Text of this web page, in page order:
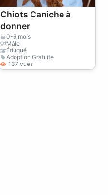
Chiots Caniche à
donner
0-6 mois
Mâle
Éduqué
Adoption Gratuite
137 vues